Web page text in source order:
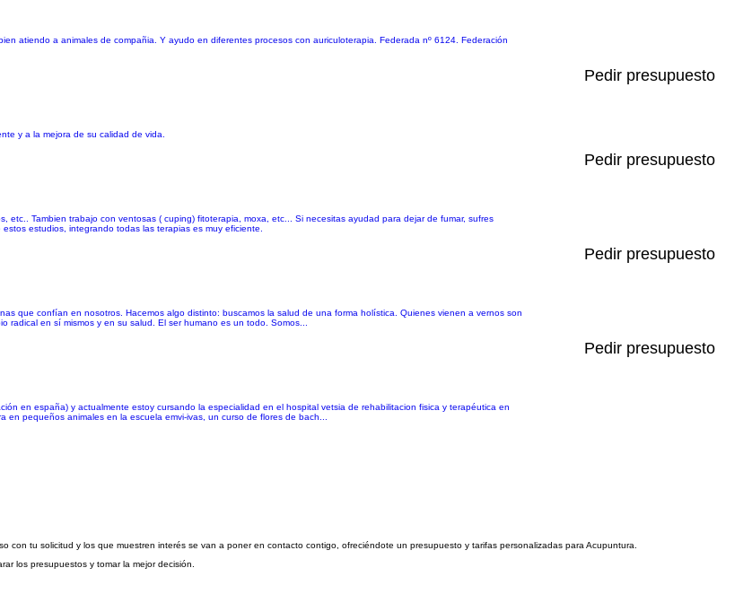
atiendo a animales de compañia. Y ayudo en diferentes procesos con auriculoterapia. Federada nº 6124. Federación
y a la mejora de su calidad de vida.
Pedir presupuesto
Tambien trabajo con ventosas ( cuping) fitoterapia, moxa, etc... Si necesitas ayudad para dejar de fumar, sufres
estudios, integrando todas las terapias es muy eficiente.
Pedir presupuesto
que confían en nosotros. Hacemos algo distinto: buscamos la salud de una forma holística. Quienes vienen a vernos son
en sí mismos y en su salud. El ser humano es un todo. Somos...
Pedir presupuesto
en españa) y actualmente estoy cursando la especialidad en el hospital vetsia de rehabilitacion fisica y terapéutica en
pequeños animales en la escuela emvi-ivas, un curso de flores de bach...
Pedir presupuesto
con tu solicitud y los que muestren interés se van a poner en contacto contigo, ofreciéndote un presupuesto y tarifas personalizadas para Acupuntura.
los presupuestos y tomar la mejor decisión.